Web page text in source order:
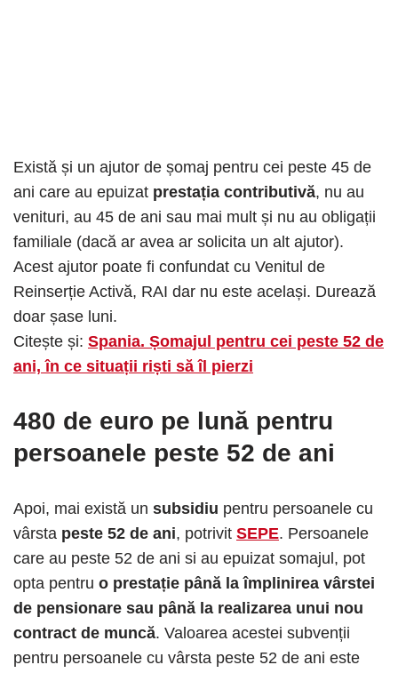
Există și un ajutor de șomaj pentru cei peste 45 de
ani care au epuizat prestația contributivă, nu au
venituri, au 45 de ani sau mai mult și nu au obligații
familiale (dacă ar avea ar solicita un alt ajutor).
Acest ajutor poate fi confundat cu Venitul de
Reinserție Activă, RAI dar nu este același. Durează
doar șase luni.
Citește și: Spania. Șomajul pentru cei peste 52 de
ani, în ce situații riști să îl pierzi
480 de euro pe lună pentru
persoanele peste 52 de ani
Apoi, mai există un subsidiu pentru persoanele cu
vârsta peste 52 de ani, potrivit SEPE. Persoanele
care au peste 52 de ani si au epuizat somajul, pot
opta pentru o prestație până la împlinirea vârstei
de pensionare sau până la realizarea unui nou
contract de muncă. Valoarea acestei subvenții
pentru persoanele cu vârsta peste 52 de ani este